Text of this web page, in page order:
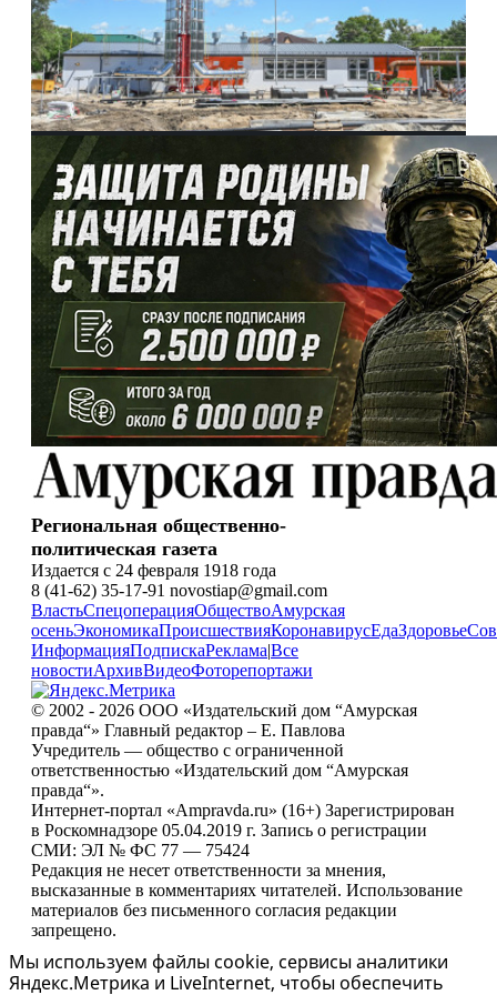
Региональная общественно-
политическая газета
Издается с 24 февраля 1918 года
8 (41-62) 35-17-91 novostiap@gmail.com
ВластьСпецоперацияОбществоАмурская
осеньЭкономикаПроисшествияКоронавирусЕдаЗдоровье
ИнформацияПодпискаРеклама|Все
новостиАрхивВидеоФоторепортажи
© 2002 - 2026 ООО «Издательский дом “Амурская
правда“» Главный редактор – Е. Павлова
Учредитель — общество с ограниченной
ответственностью «Издательский дом “Амурская
правда“».
Интернет-портал «Ampravda.ru» (16+) Зарегистрирован
в Роскомнадзоре 05.04.2019 г. Запись о регистрации
СМИ: ЭЛ № ФС 77 — 75424
Редакция не несет ответственности за мнения,
высказанные в комментариях читателей. Использование
материалов без письменного согласия редакции
запрещено.
Мы используем файлы cookie, сервисы аналитики
Яндекс.Метрика и LiveInternet, чтобы обеспечить